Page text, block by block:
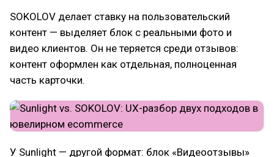
SOKOLOV делает ставку на пользовательский
контент — выделяет блок с реальными фото и
видео клиентов. Он не теряется среди отзывов:
контент оформлен как отдельная, полноценная
часть карточки.
У Sunlight — другой формат: блок «Видеоотзывы»